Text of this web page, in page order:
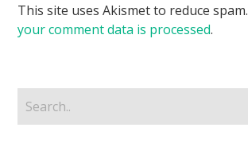
This site uses Akismet to reduce spam.
your comment data is processed.